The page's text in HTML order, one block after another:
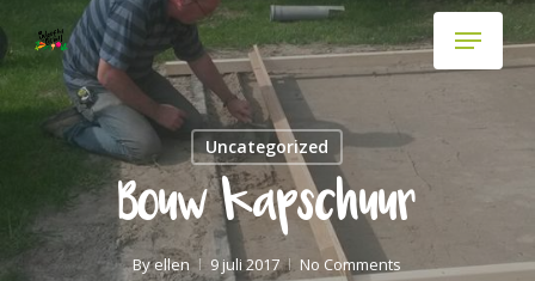
to
main
content
Menu
Uncategorized
Bouw kapschuur
Byellen 9 juli 2017 No Comments